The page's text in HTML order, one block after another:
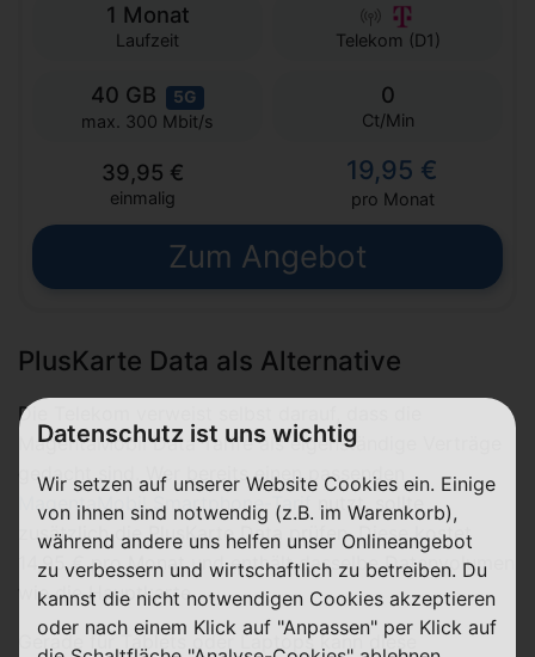
1 Monat
Laufzeit Telekom (D1)
40 GB 5G
max. 300 Mbit/s
0
Ct/Min
39,95 €
einmalig
19,95 €
pro Monat
Zum Angebot
PlusKarte Data als Alternative
Die Telekom verweist selbst darauf, dass die
MagentaMobil Data Tarife als eigenständige Verträge
gedacht sind. Wer bereits einen passenden
MagentaMobil Smartphone-Tarif nutzt, sollte
zusätzlich die PlusKarte Data prüfen. Diese kostet
14,95 € pro Monat und enthält dasselbe Datenvolumen
wie die Hauptkarte.
Gerade für Tablets oder Laptops kann diese
Datenschutz ist uns wichtig
Wir setzen auf unserer Website Cookies ein. Einige
von ihnen sind notwendig (z.B. im Warenkorb),
während andere uns helfen unser Onlineangebot
zu verbessern und wirtschaftlich zu betreiben. Du
kannst die nicht notwendigen Cookies akzeptieren
oder nach einem Klick auf "Anpassen" per Klick auf